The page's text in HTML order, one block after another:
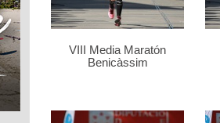
VIII Media Maratón
Benicàssim